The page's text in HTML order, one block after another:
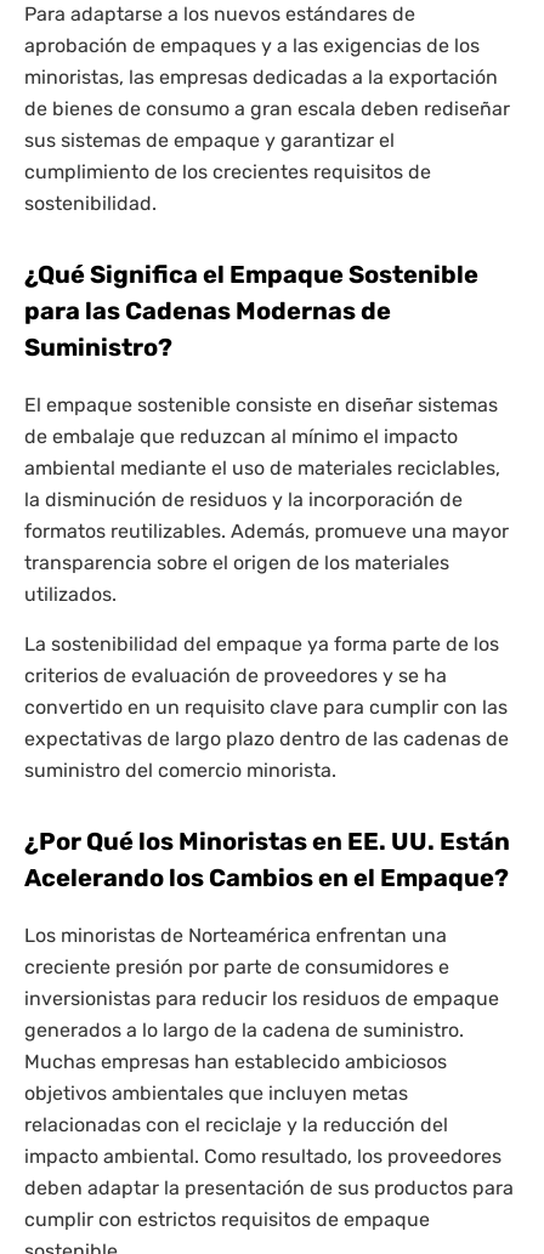
Para adaptarse a los nuevos estándares de
aprobación de empaques y a las exigencias de los
minoristas, las empresas dedicadas a la exportación
de bienes de consumo a gran escala deben rediseñar
sus sistemas de empaque y garantizar el
cumplimiento de los crecientes requisitos de
sostenibilidad.
¿Qué Significa el Empaque Sostenible
para las Cadenas Modernas de
Suministro?
El empaque sostenible consiste en diseñar sistemas
de embalaje que reduzcan al mínimo el impacto
ambiental mediante el uso de materiales reciclables,
la disminución de residuos y la incorporación de
formatos reutilizables. Además, promueve una mayor
transparencia sobre el origen de los materiales
utilizados.
La sostenibilidad del empaque ya forma parte de los
criterios de evaluación de proveedores y se ha
convertido en un requisito clave para cumplir con las
expectativas de largo plazo dentro de las cadenas de
suministro del comercio minorista.
¿Por Qué los Minoristas en EE. UU. Están
Acelerando los Cambios en el Empaque?
Los minoristas de Norteamérica enfrentan una
creciente presión por parte de consumidores e
inversionistas para reducir los residuos de empaque
generados a lo largo de la cadena de suministro.
Muchas empresas han establecido ambiciosos
objetivos ambientales que incluyen metas
relacionadas con el reciclaje y la reducción del
impacto ambiental. Como resultado, los proveedores
deben adaptar la presentación de sus productos para
cumplir con estrictos requisitos de empaque